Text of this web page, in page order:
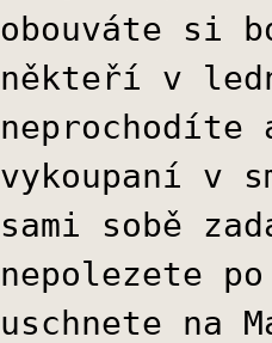
obouváte si
někteří v
vykoupaní v
sami sobě
nepolezete
uschnete na